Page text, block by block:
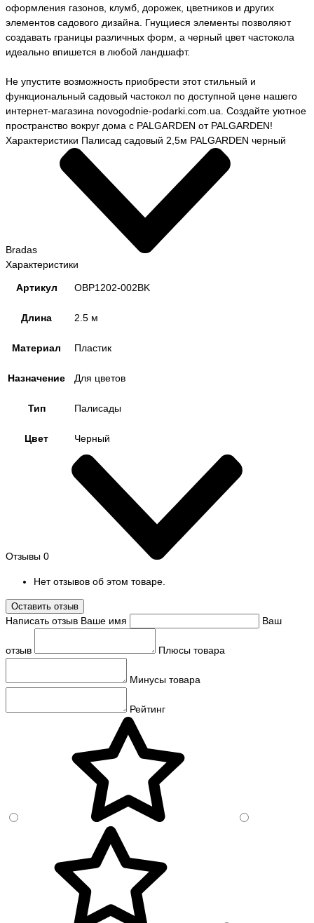
оформления газонов, клумб, дорожек, цветников и других
элементов садового дизайна. Гнущиеся элементы позволяют
создавать границы различных форм, а черный цвет частокола
идеально впишется в любой ландшафт.
Не упустите возможность приобрести этот стильный и
функциональный садовый частокол по доступной цене нашего
интернет-магазина novogodnie-podarki.com.ua. Создайте уютное
пространство вокруг дома с PALGARDEN от PALGARDEN!
Характеристики Палисад садовый 2,5м PALGARDEN черный
Bradas
Характеристики
Артикул OBP1202-002BK
Длина 2.5 м
Материал Пластик
Назначение Для цветов
Тип Палисады
Цвет Черный
Отзывы 0
Нет отзывов об этом товаре.
Оставить отзыв
Написать отзыв Ваше имя Ваш
отзыв Плюсы товара
Минусы товара
Рейтинг